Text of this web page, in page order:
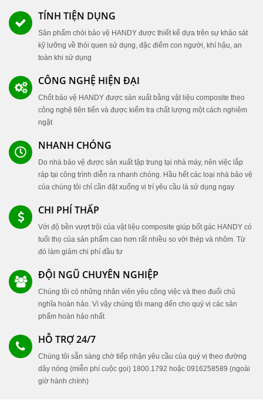
TÍNH TIỆN DỤNG
Sản phẩm chòi bảo vệ HANDY được thiết kế dựa trên sự khảo sát
kỹ lưỡng về thói quen sử dụng, đặc điểm con người, khí hậu, an
toàn khi sử dụng
CÔNG NGHỆ HIỆN ĐẠI
Chốt bảo vệ HANDY được sản xuất bằng vật liệu composite theo
công nghệ tiên tiến và được kiểm tra chất lượng một cách nghiêm
ngặt
NHANH CHÓNG
Do nhà bảo vệ được sản xuất tập trung tại nhà máy, nên việc lắp
ráp tại công trình diễn ra nhanh chóng. Hầu hết các loại nhà bảo vệ
của chúng tôi chỉ cần đặt xuống vị trí yêu cầu là sử dụng ngay
CHI PHÍ THẤP
Với độ bền vượt trội của vật liệu composite giúp bốt gác HANDY có
tuổi thọ của sản phẩm cao hơn rất nhiều so với thép và nhôm. Từ
đó làm giảm chi phí đầu tư
ĐỘI NGŨ CHUYÊN NGHIỆP
Chúng tôi có những nhân viên yêu công việc và theo đuổi chủ
nghĩa hoàn hảo. Vì vậy chúng tôi mang đến cho quý vị các sản
phẩm hoàn hảo nhất
HỖ TRỢ 24/7
Chúng tôi sẵn sàng chờ tiếp nhận yêu cầu của quý vị theo đường
dây nóng (miễn phí cuộc gọi) 1800.1792 hoặc 0916258589 (ngoài
giờ hành chính)